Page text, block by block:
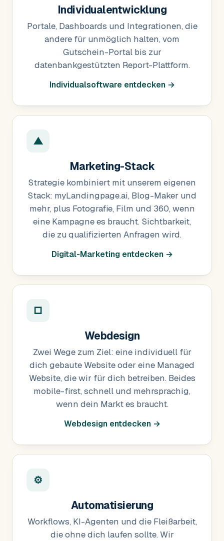
Individualentwicklung
Portale, Dashboards und Integrationen, die
andere für unmöglich halten, vom
Gutschein-Portal bis zur
datenbankgestützten Report-Plattform.
Individualsoftware entdecken →
▲
Marketing-Stack
Strategie kombiniert mit unserem eigenen
Stack: myLandingpage.ai, Blog-Maker und
mehr, plus Fotografie, Film und 360, wenn
eine Kampagne es braucht. Sichtbarkeit,
die zu qualifizierten Anfragen wird.
Digital-Marketing entdecken →
□
Webdesign
Zwei Wege zum Ziel: eine individuell für
dich gebaute Website oder eine Managed
Website, die wir für dich betreiben. Beides
mobile-first, schnell und mehrsprachig,
wenn dein Markt es braucht.
Webdesign entdecken →
⚙
Automatisierung
Workflows, KI-Agenten und die Fleißarbeit,
die ohne dich laufen sollte. Wir